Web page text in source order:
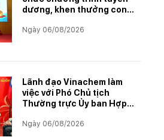
dương, khen thưởng con
học tập xuất sắc năm học
Ngày 06/08/2026
Lãnh đạo Vinachem làm
việc với Phó Chủ tịch
Thường trực Ủy ban Hợp
đẩy triển khai Dự án Kali
Ngày 06/08/2026